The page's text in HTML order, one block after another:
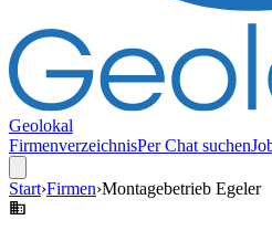
Geolokal
FirmenverzeichnisPer Chat suchen
Start›Firmen›Montagebetrieb Egeler